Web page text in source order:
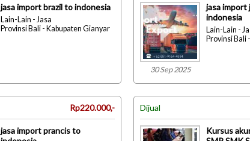
jasa import brazil to indonesia
Lain-Lain - Jasa
Provinsi Bali - Kabupaten Gianyar
30 Sep 2025
jasa import
indonesia
Lain-Lain -
Provinsi Bali
Rp220.000,-
jasa import prancis to
Dijual
Kursus